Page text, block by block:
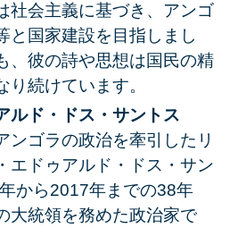
社会主義に基づき、アンゴ
と国家建設を目指しまし
、彼の詩や思想は国民の精
り続けています。
ルド・ドス・サントス
ンゴラの政治を牽引したリ
エドゥアルド・ドス・サン
から2017年までの38年
大統領を務めた政治家で